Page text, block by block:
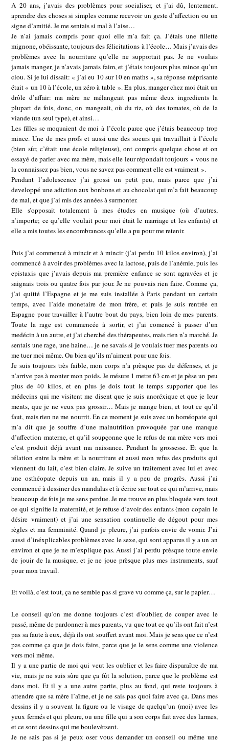
A 20 ans, j’avais des problèmes pour socialiser, et j’ai dû, lentement,
aprendre des choses si simples comme recevoir un geste d’affection ou un
signe d’amitié. Je me sentais si mal à l’aise…
Je n’ai jamais compris pour quoi elle m’a fait ça. J’étais une fillette
mignone, obéissante, toujours des félicitations à l’école… Mais j’avais des
problèmes avec la nourriture qu’elle ne supportait pas. Je ne voulais
jamais manger, je n’avais jamais faim, et j’étais toujours plus mince qu’un
clou. Si je lui dissait: « j’ai eu 10 sur 10 en maths », sa réponse méprisante
était « un 10 à l’école, un zéro à table ». En plus, manger chez moi était un
drôle d’affair: ma mère ne mélangeait pas même deux ingredients la
plupart de fois, donc, on mangeait, où du riz, où des tomates, où de la
viande (un seul type), et ainsi…
Les filles se moquaient de moi à l’école parce que j’étais beaucoup trop
mince. Une de mes profs et aussi une des soeurs qui travaillait à l’école
(bien sûr, c’était une école religieuse), ont compris quelque chose et on
essayé de parler avec ma mère, mais elle leur répondait toujours « vous ne
la connaissez pas bien, vous ne savez pas comment elle est vraiment ».
Pendant l’adolescence j’ai grossi un petit peu, mais parce que j’ai
developpé une adiction aux bonbons et au chocolat qui m’a fait beaucoup
de mal, et que j’ai mis des années à surmonter.
Elle s’opposait totalement à mes études en musique (où d’autres,
n’importe; ce qu’elle voulait pour moi était le marriage et les enfants) et
elle a mis toutes les encombrances qu’elle a pu pour me retenir.
Puis j’ai commencé à mincir et à mincir (j’ai perdu 10 kilos environ), j’ai
commencé à avoir des problèmes avec la lactose, puis de l’anémie, puis les
epistaxis que j’avais depuis ma première enfance se sont agravées et je
saignais trois ou quatre fois par jour. Je ne pouvais rien faire. Comme ça,
j’ai quitté l’Espagne et je me suis installée à Paris pendant un certain
temps, avec l’aide monetaire de mon frère, et puis je suis rentrée en
Espagne pour travailler à l’autre bout du pays, bien loin de mes parents.
Toute la rage est commencée à sortir, et j’ai comencé à passer d’un
medécin à un autre, et j’ai cherché des thérapeutes, mais rien n’a marché. Je
sentais une rage, une haine… je ne savais si je voulais tuer mes parents ou
me tuer moi même. Ou bien qu’ils m’aiment pour une fois.
Je suis toujours très faible, mon corps n’a prèsque pas de défenses, et je
n’arrive pas à monter mon poids. Je mésure 1 metre 63 cm et je pèse un peu
plus de 40 kilos, et en plus je dois tout le temps supporter que les
médecins qui me visitent me disent que je suis anoréxique et que je leur
ments, que je ne veux pas grossir… Mais je mange bien, et tout ce qu’il
faut, mais rien ne me nourrit. En ce moment je suis avec un homéopate qui
m’a dit que je souffre d’une malnutrition provoquée par une manque
d’affection materne, et qu’il soupçonne que le refus de ma mère vers moi
c’est produit déjà avant ma naissance. Pendant la grossesse. Et que la
rélation entre la mère et la nourriture et aussi mon refus des produits qui
viennent du lait, c’est bien claire. Je suive un traitement avec lui et avec
une osthéopate depuis un an, mais il y a peu de progrès. Aussi j’ai
commencé à dessiner des mandalas et à écrire sur tout ce qui m’arrive, mais
beaucoup de fois je me sens perdue. Je me trouve en plus bloquée vers tout
ce qui signifie la maternité, et je refuse d’avoir des enfants (mon copain le
désire vraiment) et j’ai une sensation continuelle de dégout pour mes
règles et ma femminité. Quand je pleure, j’ai parfois envie de vomir. J’ai
aussi d’inéxplicables problèmes avec le sexe, qui sont apparus il y a un an
environ et que je ne m’explique pas. Aussi j’ai perdu prèsque toute envie
de jouir de la musique, et je ne joue prèsque plus mes instruments, sauf
pour mon travail.
Et voilà, c’est tout, ça ne semble pas si grave vu comme ça, sur le papier…
Le conseil qu’on me donne toujours c’est d’oublier, de couper avec le
passé, même de pardonner à mes parents, vu que tout ce qu’ils ont fait n’est
pas sa faute à eux, déjà ils ont souffert avant moi. Mais je sens que ce n’est
pas comme ça que je dois faire, parce que je le sens comme une violence
vers moi même.
Il y a une partie de moi qui veut les oublier et les faire disparaître de ma
vie, mais je ne suis sûre que ça fût la solution, parce que le problème est
dans moi. Et il y a une autre partie, plus au fond, qui reste toujours à
attendre que sa mère l’aîme, et je ne sais pas quoi faire avec ça. Dans mes
dessins il y a souvent la figure ou le visage de quelqu’un (moi) avec les
yeux fermés et qui pleure, ou une fille qui a son corps fait avec des larmes,
et ce sont dessins qui me boulevèrsent.
Je ne sais pas si je peux oser vous demander un conseil ou même une